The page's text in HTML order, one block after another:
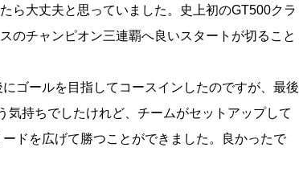
たら大丈夫と思っていました。史上初のGT500クラ
スのチャンピオン三連覇へ良いスタートが切ること
ゴールを目指してコースインしたのですが、最後
持ちでしたけれど、チームがセットアップして
ドを広げて勝つことができました。良かったで